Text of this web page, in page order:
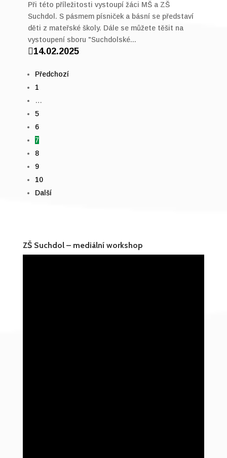
Při této příležitosti vystoupí žáci MŠ a ZŠ
Suchdol. S pásmem písniček a básní se představí
děti z mateřské školy. Dále se můžete těšit na
vystoupení sboru "Suchdolské...
14.02.2025
Předchozí
1
…
5
6
7
8
9
10
Další
ZŠ Suchdol – mediální workshop